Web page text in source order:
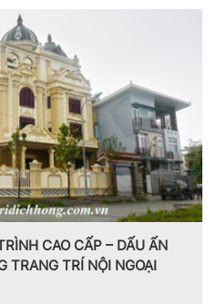
CẤP – DẤU ẤN
NỘI NGOẠI